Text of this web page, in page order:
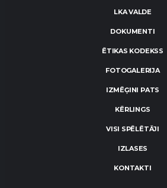
LKA VALDE
DOKUMENTI
ĒTIKAS KODEKSS
FOTOGALERIJA
IZMĒĢINI PATS
KĒRLINGS
VISI SPĒLĒTĀJI
IZLASES
KONTAKTI